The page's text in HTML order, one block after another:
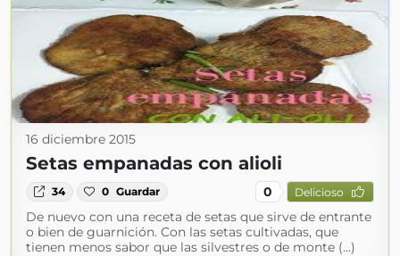
16 diciembre 2015
Setas empanadas con alioli
34 0 Guardar 0 Delicioso
De nuevo con una receta de setas que sirve de entrante
o bien de guarnición. Con las setas cultivadas, que
tienen menos sabor que las silvestres o de monte (...)